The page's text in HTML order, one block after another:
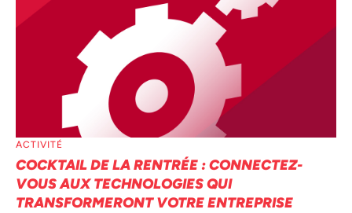
ACTIVITÉ
COCKTAIL DE LA RENTRÉE : CONNECTEZ-
VOUS AUX TECHNOLOGIES QUI
TRANSFORMERONT VOTRE ENTREPRISE